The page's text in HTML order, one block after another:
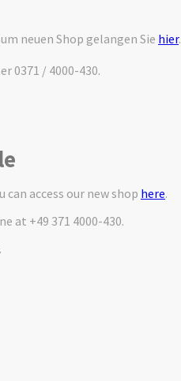
neuen Shop gelangen Sie hier.
0371 / 4000-430.
access our new shop here.
at +49 371 4000-430.